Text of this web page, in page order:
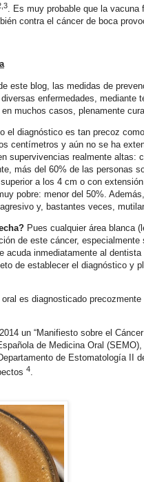
. Es muy probable que la vacuna
contra el cáncer de boca
este blog, las medidas de
enfermedades, mediante
muchos casos, plenamente
el diagnóstico es tan precoz
centímetros y aún no se ha
supervivencias realmente altas:
más del 60% de las personas
a los 4 cm o con
pobre: menor del 50%.
y, bastantes veces,
Pues cualquier área blanca
de este cáncer,
inmediatamente al
de establecer el diagnóstico y
es diagnosticado
un “Manifiesto sobre el
de Medicina Oral (SEMO),
de Estomatología II
4.